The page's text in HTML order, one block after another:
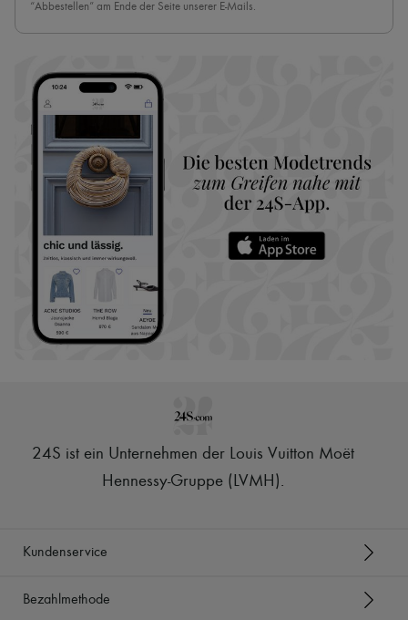
“Abbestellen” am Ende der Seite unserer E-Mails.
24S ist ein Unternehmen der Louis Vuitton Moët
Hennessy-Gruppe (LVMH).
Kundenservice
Bezahlmethode